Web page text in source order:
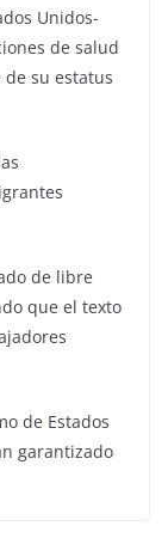
Unidos-
de salud
su estatus
de libre
que el texto
de Estados
garantizado